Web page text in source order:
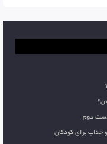
دست دوم
جذاب برای کودکان